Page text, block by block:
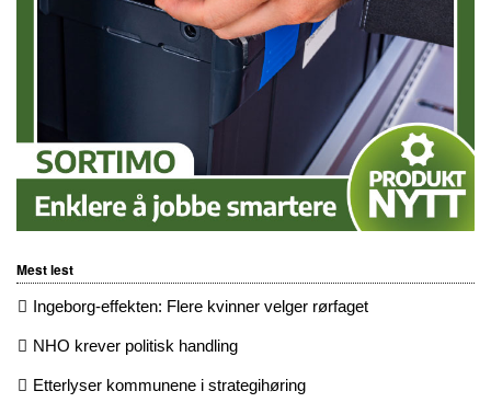
Mest lest
Ingeborg-effekten: Flere kvinner velger rørfaget
NHO krever politisk handling
Etterlyser kommunene i strategihøring